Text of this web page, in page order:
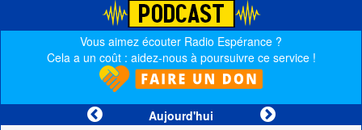
Vous aimez écouter Radio Espérance ?
Cela a un coût : aidez-nous à poursuivre ce service !
Aujourd'hui